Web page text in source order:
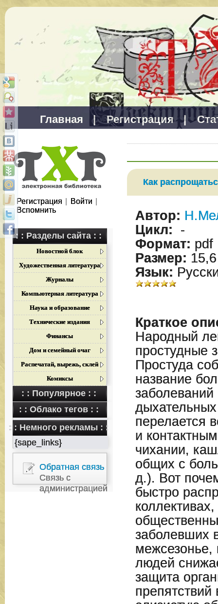
Главная | Регистрация |
Регистрация Войти
Вспомнить
: : Разделы сайта : :
Новостной блок
Художественная литература
Журналы
Компьютерная литература
Наука и образование
Технические издания
Финансы
Дом и семейный очаг
Распечатай, вырежь, склей
Комиксы
: : Популярное : :
: : Облако тегов : :
: : Немного рекламы : :
{sape_links}
Обратная связь
Связь с
администрацией
Как
Автор:
Цикл: -
Формат: pdf
Размер:
Язык:
Краткое
Народный
простудные
Простуда
название
перелается
и
чихании,
общих с
д.). Вот
быстро
заболевших
межсезонье,
людей
защита
препятствий